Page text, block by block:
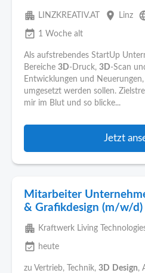
apartment LINZKREATIV.AT place Linz
event_available 1 Woche alt
Als aufstrebendes StartUp
Bereiche 3D-Druck, 3D-Scan
Entwicklungen und
umgesetzt werden sollen.
mir im Blut und so blicke...
Jetzt
Mitarbeiter
& Grafikdesign (m/w/d)
apartment Kraftwerk Living
event_available heute
zu Vertrieb, Technik, 3D Design,